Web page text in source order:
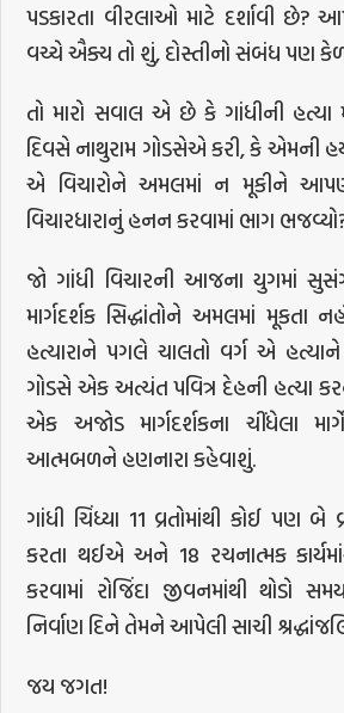
પડકારતા વીરલાઓ માટે દર્શાવી છે?
વચ્ચે ઐક્ય તો શું, દોસ્તીનો સંબંધ પણ
તો મારો સવાલ એ છે કે ગાંધીની હત્યા
દિવસે નાથુરામ ગોડસેએ કરી, કે એમની
એ વિચારોને અમલમાં ન મૂકીને
વિચારધારાનું હનન કરવામાં ભાગ
જો ગાંધી વિચારની આજના યુગમાં
માર્ગદર્શક સિદ્ધાંતોને અમલમાં મૂકતા
હત્યારાને પગલે ચાલતો વર્ગ એ
ગોડસે એક અત્યંત પવિત્ર દેહની હત્યા
એક અજોડ માર્ગદર્શકના ચીંધેલા
આત્મબળને હણનારા કહેવાશું.
ગાંધી ચિંધ્યા 11 વ્રતોમાંથી કોઈ પણ
કરતા થઈએ અને 18 રચનાત્મક
કરવામાં રોજિંદા જીવનમાંથી થોડો
નિર્વાણ દિને તેમને આપેલી સાચી
જય જગત!